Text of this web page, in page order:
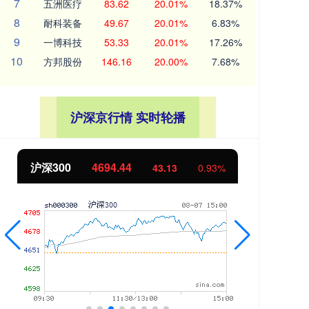
五洲医疗 83.62 20.01% 18.37%
8 耐科装备 49.67 20.01% 6.83%
9 一博科技 53.33 20.01% 17.26%
10 方邦股份 146.16 20.00% 7.68%
沪深京行情 实时轮播
沪深300 4694.44 43.13 0.93%